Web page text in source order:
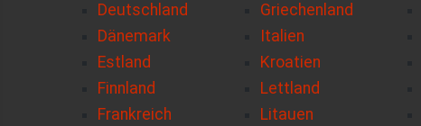
Deutschland
Dänemark
Estland
Finnland
Frankreich
Griechenland
Italien
Kroatien
Lettland
Litauen